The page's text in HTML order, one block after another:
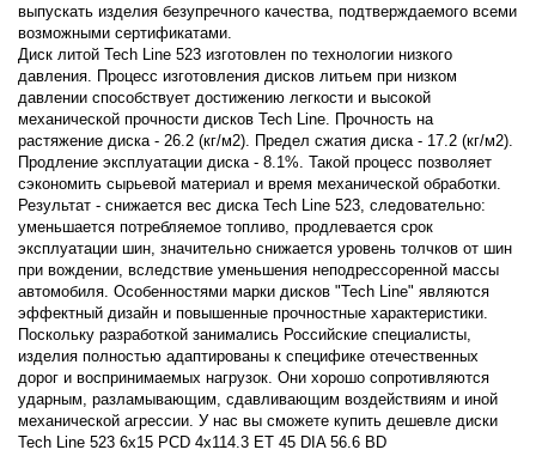
выпускать изделия безупречного качества, подтверждаемого всеми
возможными сертификатами.
Диск литой Tech Line 523 изготовлен по технологии низкого
давления. Процесс изготовления дисков литьем при низком
давлении способствует достижению легкости и высокой
механической прочности дисков Tech Line. Прочность на
растяжение диска - 26.2 (кг/м2). Предел сжатия диска - 17.2 (кг/м2).
Продление эксплуатации диска - 8.1%. Такой процесс позволяет
сэкономить сырьевой материал и время механической обработки.
Результат - снижается вес диска Tech Line 523, следовательно:
уменьшается потребляемое топливо, продлевается срок
эксплуатации шин, значительно снижается уровень толчков от шин
при вождении, вследствие уменьшения неподрессоренной массы
автомобиля. Особенностями марки дисков "Tech Line" являются
эффектный дизайн и повышенные прочностные характеристики.
Поскольку разработкой занимались Российские специалисты,
изделия полностью адаптированы к специфике отечественных
дорог и воспринимаемых нагрузок. Они хорошо сопротивляются
ударным, разламывающим, сдавливающим воздействиям и иной
механической агрессии. У нас вы сможете купить дешевле диски
Tech Line 523 6x15 PCD 4x114.3 ET 45 DIA 56.6 BD